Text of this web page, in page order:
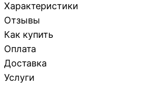
Характеристики
Отзывы
Как купить
Оплата
Доставка
Услуги